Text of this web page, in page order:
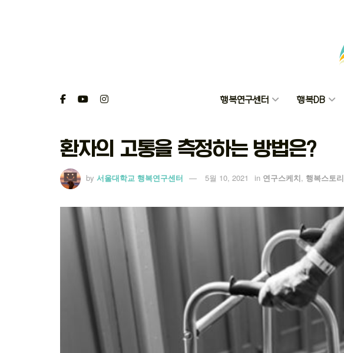
행복연구센터 행복DB
환자의 고통을 측정하는 방법은?
by 서울대학교 행복연구센터 5월 10, 2021 in 연구스케치, 행복스토리